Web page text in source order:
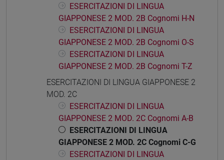
ESERCITAZIONI DI LINGUA
GIAPPONESE 2 MOD. 2B Cognomi H-N
ESERCITAZIONI DI LINGUA
GIAPPONESE 2 MOD. 2B Cognomi O-S
ESERCITAZIONI DI LINGUA
GIAPPONESE 2 MOD. 2B Cognomi T-Z
ESERCITAZIONI DI LINGUA GIAPPONESE 2
MOD. 2C
ESERCITAZIONI DI LINGUA
GIAPPONESE 2 MOD. 2C Cognomi A-B
ESERCITAZIONI DI LINGUA
GIAPPONESE 2 MOD. 2C Cognomi C-G
ESERCITAZIONI DI LINGUA